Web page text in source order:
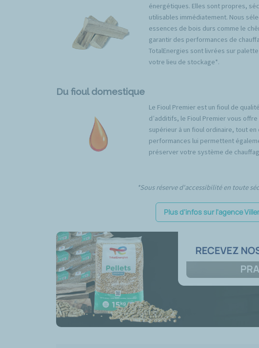
énergétiques. Elles sont propres,
utilisables immédiatement. Nous
essences de bois durs comme le
garantir des performances de
TotalEnergies sont livrées sur
votre lieu de stockage*.
Du fioul domestique
Le Fioul Premier est un fioul de
d’additifs, le Fioul Premier vous
supérieur à un fioul ordinaire, tout
performances lui permettent
préserver votre système de
*Sous réserve d'accessibilité en toute
Plus d'infos sur l'agence